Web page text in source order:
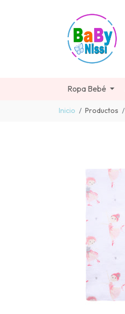
Ropa Bebé
Inicio Productos